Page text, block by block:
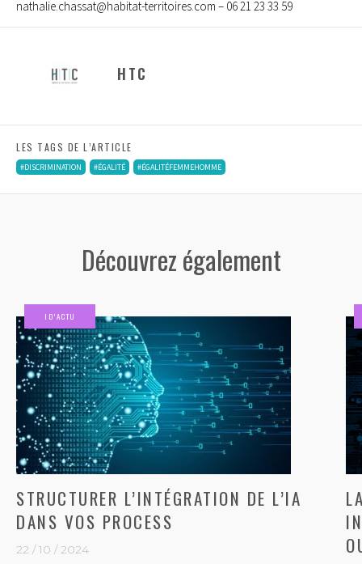
nathalie.chassat@habitat-territoires.com – 06 21 23 33 59
HTC
LES TAGS DE L’ARTICLE
#DISCRIMINATION #ÉGALITÉ #ÉGALITÉFEMMEHOMME
Découvrez également
ID’ACTU
STRUCTURER L’INTÉGRATION DE L’IA
DANS VOS PROCESS
22 / 10 / 2024